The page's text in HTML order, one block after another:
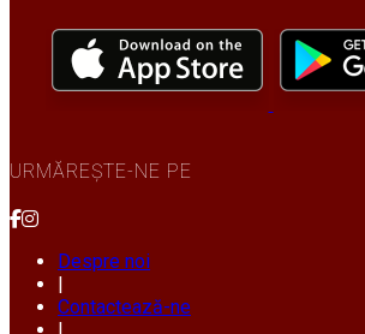
URMĂREȘTE-NE PE
Despre noi
Contactează-ne